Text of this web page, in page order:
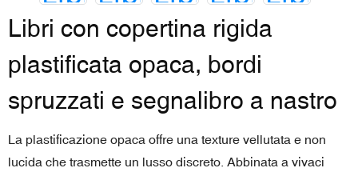
Libri con copertina rigida
plastificata opaca, bordi
spruzzati e segnalibro a nastro
La plastificazione opaca offre una texture vellutata e non
lucida che trasmette un lusso discreto. Abbinata a vivaci